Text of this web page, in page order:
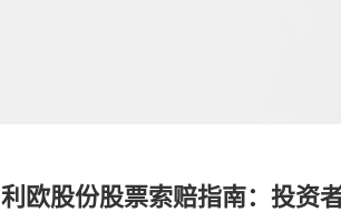
利欧股份股票索赔指南：投资